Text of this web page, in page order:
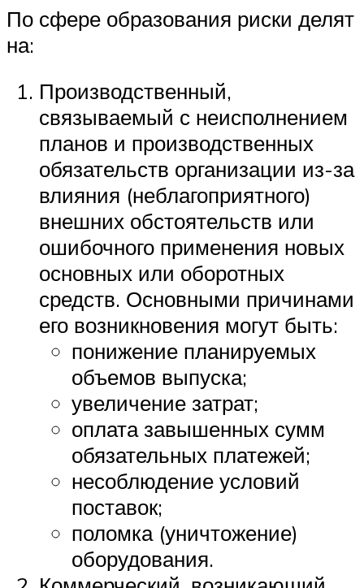
По сфере образования риски делят
на:
Производственный,
связываемый с неисполнением
планов и производственных
обязательств организации из-за
влияния (неблагоприятного)
внешних обстоятельств или
ошибочного применения новых
основных или оборотных
средств. Основными причинами
его возникновения могут быть:
понижение планируемых
объемов выпуска;
увеличение затрат;
оплата завышенных сумм
обязательных платежей;
несоблюдение условий
поставок;
поломка (уничтожение)
оборудования.